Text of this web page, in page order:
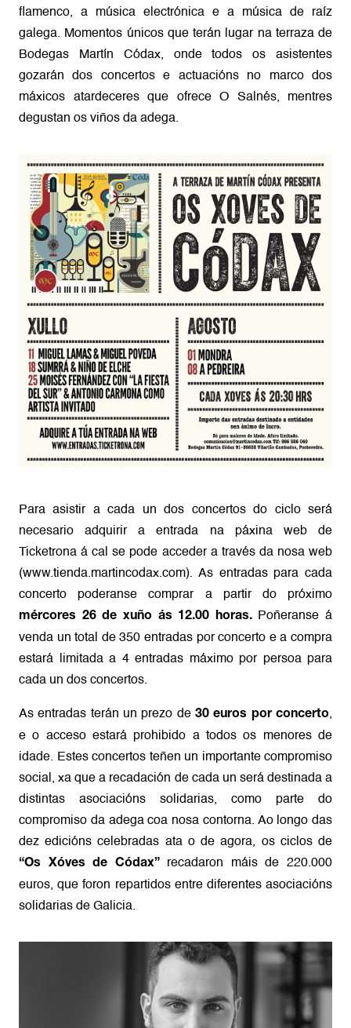
flamenco, a música electrónica e a música de raíz
galega. Momentos únicos que terán lugar na terraza de
Bodegas Martín Códax, onde todos os asistentes
gozarán dos concertos e actuacións no marco dos
máxicos atardeceres que ofrece O Salnés, mentres
degustan os viños da adega.
Para asistir a cada un dos concertos do ciclo será
necesario adquirir a entrada na páxina web de
Ticketrona á cal se pode acceder a través da nosa web
(www.tienda.martincodax.com). As entradas para cada
concerto poderanse comprar a partir do próximo
mércores 26 de xuño ás 12.00 horas.Poñeranse á
venda un total de 350 entradas por concerto e a compra
estará limitada a 4 entradas máximo por persoa para
cada un dos concertos.
As entradas terán un prezo de 30 euros por concerto,
e o acceso estará prohibido a todos os menores de
idade. Estes concertos teñen un importante compromiso
social, xa que a recadación de cada un será destinada a
distintas asociacións solidarias, como parte do
compromiso da adega coa nosa contorna. Ao longo das
dez edicións celebradas ata o de agora, os ciclos de
“Os Xóves de Códax”recadaron máis de 220.000
euros, que foron repartidos entre diferentes asociacións
solidarias de Galicia.